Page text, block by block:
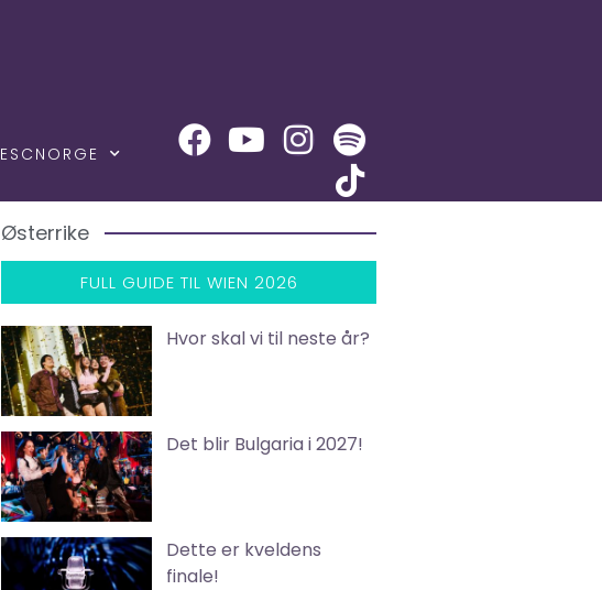
ESCNORGE
Østerrike
FULL GUIDE TIL WIEN 2026
Hvor skal vi til neste år?
Det blir Bulgaria i 2027!
Dette er kveldens
finale!